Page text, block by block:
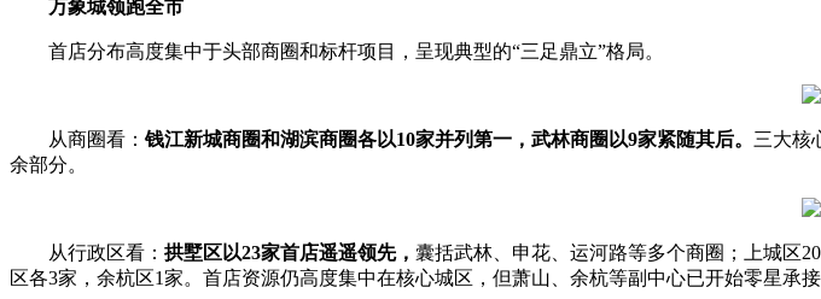
万象城领跑全市
首店分布高度集中于头部商圈和标杆项目，呈现典型的“三足鼎立”格局。
从商圈看：钱江新城商圈和湖滨商圈各以10家并列第一，武林商圈以9家紧随其后。 三大核
余部分。
从行政区看： 拱墅区以23家首店遥遥领先， 囊括武林、申花、运河路等多个商圈；上城区
区各3家，余杭区1家。首店资源仍高度集中在核心城区，但萧山、余杭等副中心已开始零星承